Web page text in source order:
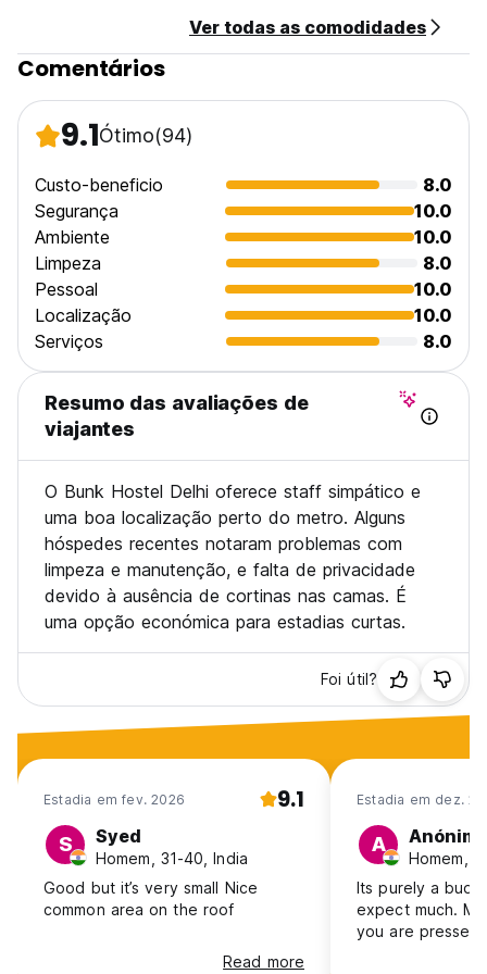
em Delhi. Então, faça as malas, deixe suas preocupações
para trás e junte-se a nós para uma viagem inesquecível no
#bunk Hostel Delhi, onde cada momento é uma aventura
Ver todas as comodidades
Comentários
9.1Ótimo(94)
Custo-beneficio
8.0
Segurança
10.0
Ambiente
10.0
Limpeza
8.0
Pessoal
10.0
Localização
10.0
Serviços
8.0
Resumo das avaliações de
viajantes
O Bunk Hostel Delhi oferece staff simpático e
uma boa localização perto do metro. Alguns
hóspedes recentes notaram problemas com
limpeza e manutenção, e falta de privacidade
devido à ausência de cortinas nas camas. É
uma opção económica para estadias curtas.
Foi útil?
Estadia em fev. 2026 9.1
S Syed
Homem, 31-40, India
Good but it’s very small Nice
common area on the roof
Read more
Estadia em dez.
A
Homem,
Its purely a
expect much.
you are pressed